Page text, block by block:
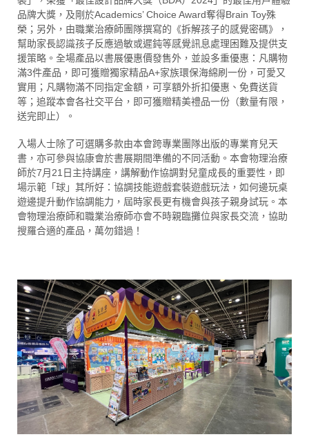
品牌大獎，及剛於Academics’ Choice Award奪得Brain Toy殊
榮；另外，由職業治療師團隊撰寫的《拆解孩子的感覺密碼》，
幫助家長認識孩子反應過敏或遲鈍等感覺訊息處理困難及提供支
援策略。全場產品以書展優惠價發售外，並設多重優惠：凡購物
滿3件產品，即可獲贈獨家精品A+家族環保海綿刷一份，可愛又
實用；凡購物滿不同指定金額，可享額外折扣優惠、免費送貨
等；追蹤本會各社交平台，即可獲贈精美禮品一份（數量有限，
送完即止）。
入場人士除了可選購多款由本會跨專業團隊出版的專業育兒天
書，亦可參與協康會於書展期間準備的不同活動。本會物理治療
師於7月21日主持講座，講解動作協調對兒童成長的重要性，即
場示範「球」其所好：協調技能遊戲套裝遊戲玩法，如何邊玩桌
遊邊提升動作協調能力，屆時家長更有機會與孩子親身試玩。本
會物理治療師和職業治療師亦會不時親臨攤位與家長交流，協助
搜羅合適的產品，萬勿錯過！